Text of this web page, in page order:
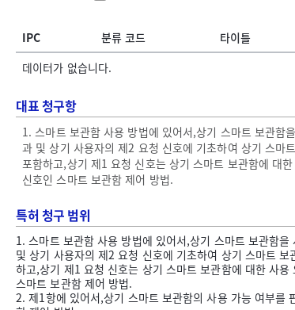
IPC 분류 코드
타이틀
데이터가 없습니다.
대표 청구항
1. 스마트 보관함 사용 방법에 있어서,상기 스마트 보관함
과 및 상기 사용자의 제2 요청 신호에 기초하여 상기 스마
포함하고,상기 제1 요청 신호는 상기 스마트 보관함에
신호인 스마트 보관함 제어 방법.
특허 청구 범위
1. 스마트 보관함 사용 방법에 있어서,상기 스마트 보관함
및 상기 사용자의 제2 요청 신호에 기초하여 상기 스마트
하고,상기 제1 요청 신호는 상기 스마트 보관함에 대한 사
스마트 보관함 제어 방법.
2. 제1항에 있어서,상기 스마트 보관함의 사용 가능 여부를